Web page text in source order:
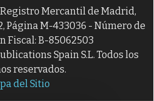
Mercantil de Madrid,
Página M-433036 - Número de
Fiscal: B-85062503
Spain S.L. Todos los
reservados.
del Sitio